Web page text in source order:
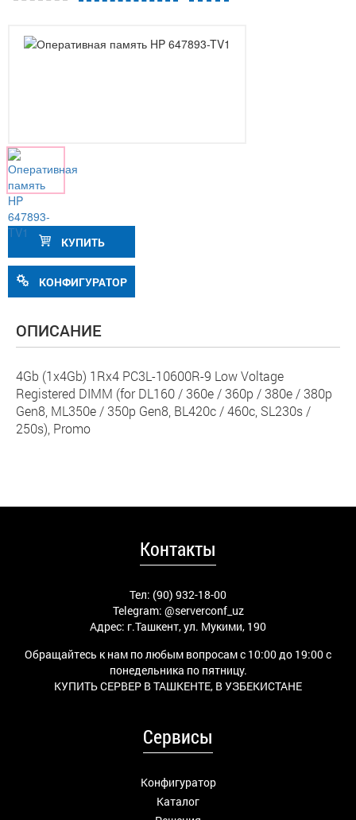
КУПИТЬ
КОНФИГУРАТОР
ОПИСАНИЕ
4Gb (1x4Gb) 1Rx4 PC3L-10600R-9 Low Voltage
Registered DIMM (for DL160 / 360e / 360p / 380e / 380p
Gen8, ML350e / 350p Gen8, BL420c / 460c, SL230s /
250s), Promo
Контакты
Тел: (90) 932-18-00
Telegram: @serverconf_uz
Адрес: г.Ташкент, ул. Мукими, 190
Обращайтесь к нам по любым вопросам с 10:00 до 19:00 с
понедельника по пятницу.
КУПИТЬ СЕРВЕР В ТАШКЕНТЕ, В УЗБЕКИСТАНЕ
Сервисы
Конфигуратор
Каталог